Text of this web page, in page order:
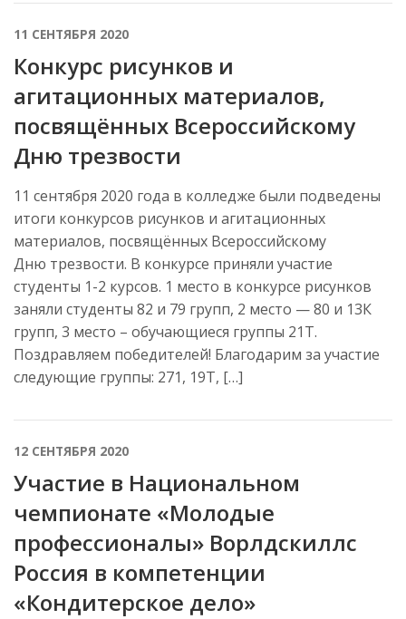
11 СЕНТЯБРЯ 2020
Конкурс рисунков и
агитационных материалов,
посвящённых Всероссийскому
Дню трезвости
11 сентября 2020 года в колледже были подведены
итоги конкурсов рисунков и агитационных
материалов, посвящённых Всероссийскому
Дню трезвости. В конкурсе приняли участие
студенты 1-2 курсов. 1 место в конкурсе рисунков
заняли студенты 82 и 79 групп, 2 место — 80 и 13К
групп, 3 место – обучающиеся группы 21Т.
Поздравляем победителей! Благодарим за участие
следующие группы: 271, 19Т, […]
12 СЕНТЯБРЯ 2020
Участие в Национальном
чемпионате «Молодые
профессионалы» Ворлдскиллс
Россия в компетенции
«Кондитерское дело»